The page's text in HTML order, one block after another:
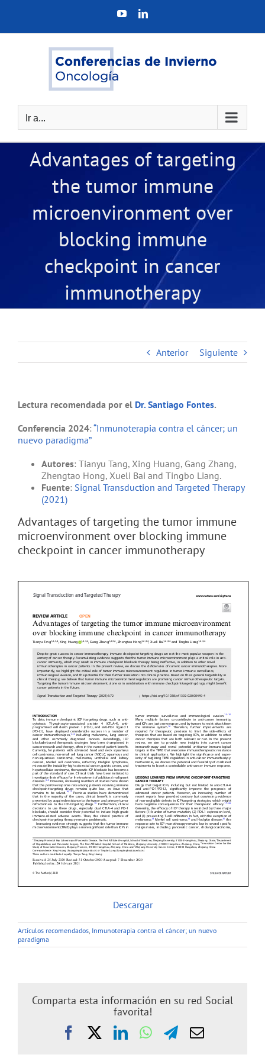
YouTubeLinkedIn
Ir a...
Advantages of targeting
the tumor immune
microenvironment over
blocking immune
checkpoint in cancer
immunotherapy
Anterior Siguiente
Lectura recomendada por el Dr. Santiago Fontes.
Conferencia 2024: “Inmunoterapia contra el cáncer; un
nuevo paradigma”
Autores: Tianyu Tang, Xing Huang, Gang Zhang,
Zhengtao Hong, Xueli Bai and Tingbo Liang.
Fuente: Signal Transduction and Targeted Therapy
(2021)
Advantages of targeting the tumor immune
microenvironment over blocking immune
checkpoint in cancer immunotherapy
Descargar
Artículos recomendados, Inmunoterapia contra el cáncer; un nuevo
paradigma
Comparta esta información en su red Social
favorita!
FacebookLinkedIn
WhatsApp
Telegram
Correo